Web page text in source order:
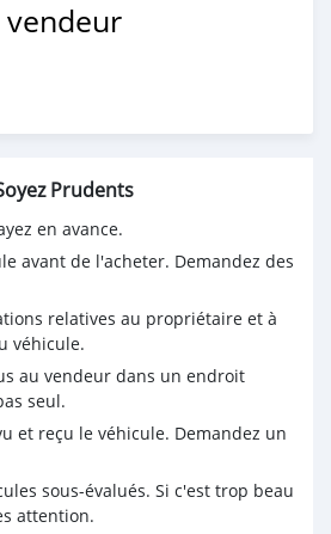
vendeur
Prudents
en avance.
avant de l'acheter. Demandez des
relatives au propriétaire et à
véhicule.
au vendeur dans un endroit
seul.
et reçu le véhicule. Demandez un
sous-évalués. Si c'est trop beau
attention.